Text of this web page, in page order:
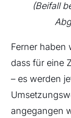
(Beifall
Ferner haben
dass für eine
– es werden
angegangen